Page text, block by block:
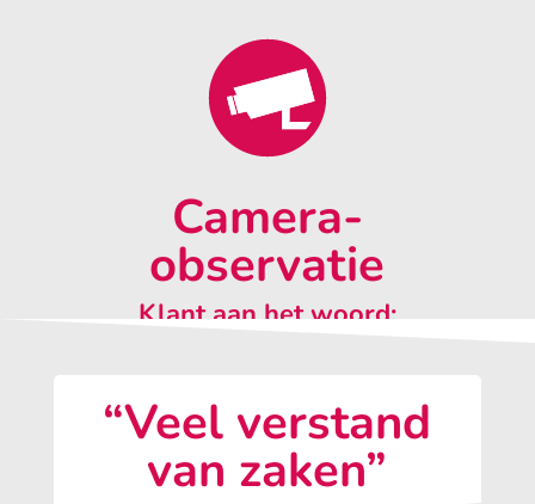
Camera-
observatie
Klant aan het woord:
“Veel verstand
van zaken”